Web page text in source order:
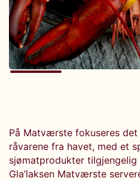
På Matværste fokuseres
råvarene fra havet, med et
sjømatprodukter
Gla’laksen Matværste